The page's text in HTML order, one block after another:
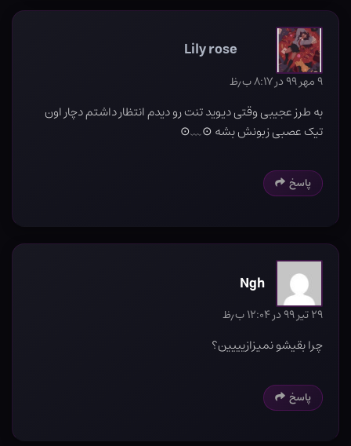
Lily rose
۹ مهر ۹۹ در ۸:۱۷ ب٫ظ
به طرز عجیبی وقتی دیوید تنت رو دیدم انتظار داشتم دچار اون
تیک عصبی زبونش بشه ⁦⊙﹏⊙⁩
پاسخ
Ngh
۲۹ تیر ۹۹ در ۱۲:۰۴ ب٫ظ
چرا بقیشو نمیزازیییین؟
پاسخ